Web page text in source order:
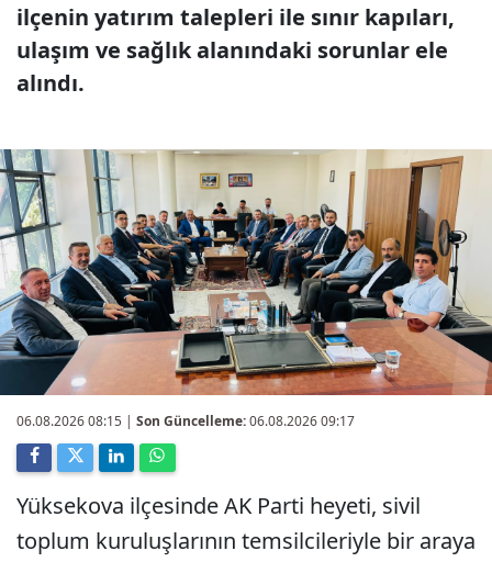
ilçenin yatırım talepleri ile sınır kapıları,
ulaşım ve sağlık alanındaki sorunlar ele
alındı.
06.08.2026 08:15 | Son Güncelleme:06.08.2026 09:17
Yüksekova ilçesinde AK Parti heyeti, sivil
toplum kuruluşlarının temsilcileriyle bir araya